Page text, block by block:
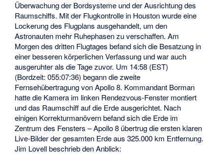
Überwachung der Bordsysteme und der Ausrichtung des
Raumschiffs. Mit der Flugkontrolle in Houston wurde eine
Lockerung des Flugplans ausgehandelt, um den
Astronauten mehr Ruhephasen zu verschaffen. Am
Morgen des dritten Flugtages befand sich die Besatzung in
einer besseren körperlichen Verfassung und war auch
ausgeruhter als die Tage zuvor. Um 14:58 (EST)
(Bordzeit: 055:07:36) begann die zweite
Fernsehübertragung von Apollo 8. Kommandant Borman
hatte die Kamera im linken Rendezvous-Fenster montiert
und das Raumschiff auf die Erde ausgerichtet. Nach
einigen Korrekturmanövern befand sich die Erde im
Zentrum des Fensters – Apollo 8 übertrug die ersten klaren
Live-Bilder der gesamten Erde aus 325.000 km Entfernung.
Jim Lovell beschrieb den Anblick: